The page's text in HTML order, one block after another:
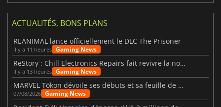
ACTUALITÉS, BONS PLANS
REANIMAL lance officiellement le DLC The Prisoner
il y a 11 heures Gaming News
ReStory : Chill Electronics Repairs fait revivre la nostalgie des années 2000
il y a 13 heures Gaming News
MARVEL Tōkon dévoile ses débuts et sa feuille de route
07/08/2026 Gaming News